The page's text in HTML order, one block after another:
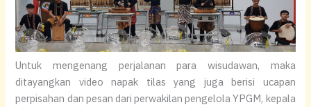
Untuk mengenang perjalanan para wisudawan, maka
ditayangkan video napak tilas yang juga berisi ucapan
perpisahan dan pesan dari perwakilan pengelola YPGM, kepala